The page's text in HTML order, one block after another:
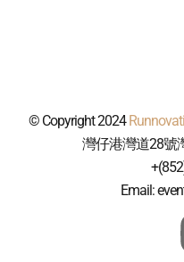
© Copyright 2024
灣仔港灣道28號
Email: